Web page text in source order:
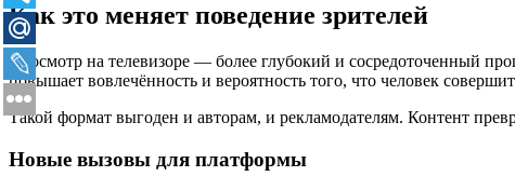
Как это меняет поведение зрителей
Просмотр на телевизоре — более глубокий и сосредоточенный
повышает вовлечённость и вероятность того, что человек
Такой формат выгоден и авторам, и рекламодателям. Контент
Новые вызовы для платформы